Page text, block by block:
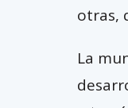
otras,
La